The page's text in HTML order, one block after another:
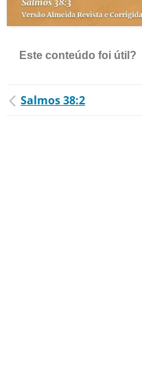
Este conteúdo foi útil?
Salmos 38:2